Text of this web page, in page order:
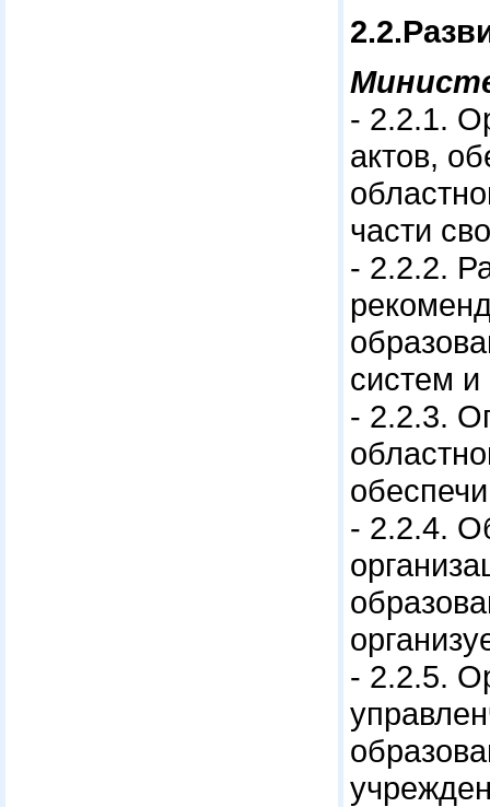
- 2.2.1.
актов,
части
- 2.2.2.
систем
- 2.2.3.
- 2.2.4.
- 2.2.5.